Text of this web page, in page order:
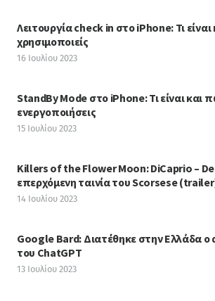
Λειτουργία check in στο iPhone: Τι
χρησιμοποιείς
16 Ιουλίου 2023
StandBy Mode στο iPhone: Τι είναι και
ενεργοποιήσεις
15 Ιουλίου 2023
Killers of the Flower Moon: DiCaprio –
επερχόμενη ταινία του Scorsese
14 Ιουλίου 2023
Google Bard: Διατέθηκε στην Ελλάδα ο
του ChatGPT
13 Ιουλίου 2023